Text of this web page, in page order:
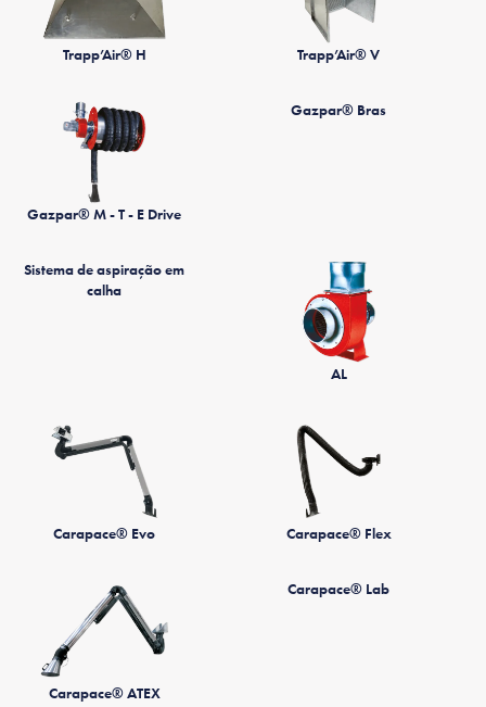
Trapp’Air® H Trapp’Air® V
Gazpar® M - T - E Drive
Gazpar® Bras
Sistema de aspiração em
calha
AL
Carapace® Evo Carapace® Flex
Carapace® ATEX
Carapace® Lab